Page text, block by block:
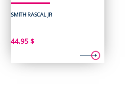
SMITH RASCAL JR
44,95$